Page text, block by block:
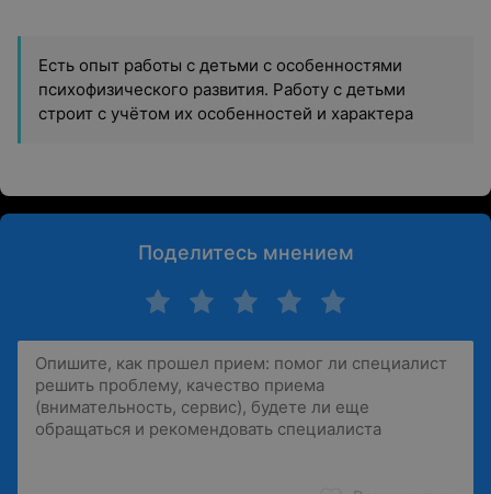
Есть опыт работы с детьми с особенностями
психофизического развития. Работу с детьми
строит с учётом их особенностей и характера
Поделитесь мнением